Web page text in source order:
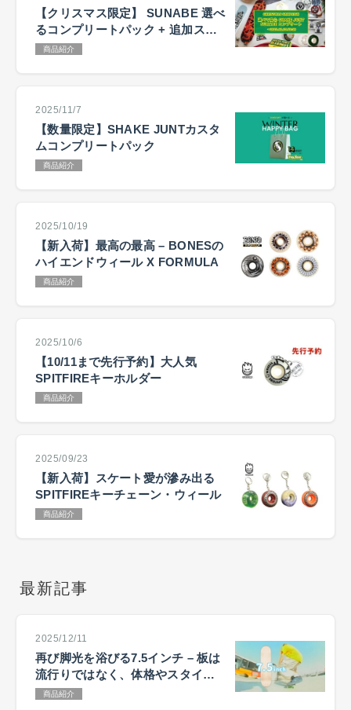
【クリスマス限定】 SUNABE 選べ
るコンプリートパック + 追加ステ
ッカーキャンペーン
商品紹介
2025/11/7
【数量限定】SHAKE JUNTカスタ
ムコンプリートパック
商品紹介
2025/10/19
【新入荷】最高の最高 – BONESの
ハイエンドウィール X FORMULA
商品紹介
2025/10/6
【10/11まで先行予約】大人気
SPITFIREキーホルダー
商品紹介
2025/09/23
【新入荷】スケート愛が滲み出る
SPITFIREキーチェーン・ウィール
商品紹介
最新記事
2025/12/11
再び脚光を浴びる7.5インチ – 板は
流行りではなく、体格やスタイル
で選ぶ
商品紹介